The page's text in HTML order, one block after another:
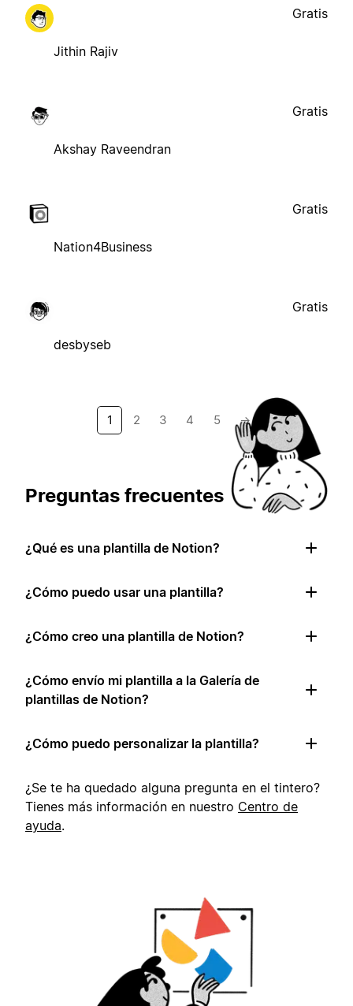
Jithin Rajiv
Gratis
Akshay Raveendran
Gratis
Nation4Business
Gratis
desbyseb
Gratis
1 2 3 4 5 →
Preguntas frecuentes
¿Qué es una plantilla de Notion?
¿Cómo puedo usar una plantilla?
¿Cómo creo una plantilla de Notion?
¿Cómo envío mi plantilla a la Galería de
plantillas de Notion?
¿Cómo puedo personalizar la plantilla?
¿Se te ha quedado alguna pregunta en el tintero?
Tienes más información en nuestro Centro de
ayuda.